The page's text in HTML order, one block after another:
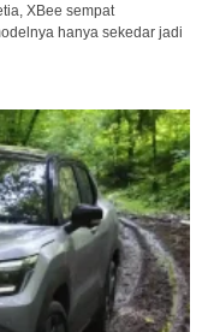
XBee sempat
hanya sekedar jadi